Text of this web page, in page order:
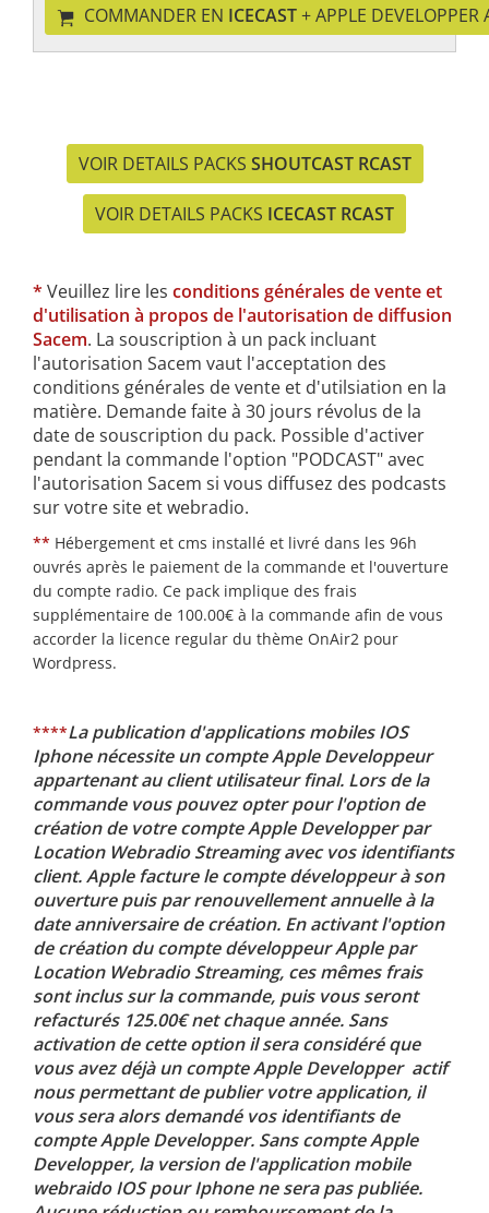
COMMANDER EN ICECAST+ APPLE DEVELOPPER
VOIR DETAILS PACKS SHOUTCAST RCAST
VOIR DETAILS PACKS ICECAST RCAST
* Veuillez lire les conditions générales de vente et
d'utilisation à propos de l'autorisation de diffusion
Sacem. La souscription à un pack incluant
l'autorisation Sacem vaut l'acceptation des
conditions générales de vente et d'utilsiation en la
matière. Demande faite à 30 jours révolus de la
date de souscription du pack. Possible d'activer
pendant la commande l'option "PODCAST" avec
l'autorisation Sacem si vous diffusez des podcasts
sur votre site et webradio.
** Hébergement et cms installé et livré dans les 96h
ouvrés après le paiement de la commande et l'ouverture
du compte radio. Ce pack implique des frais
supplémentaire de 100.00€ à la commande afin de vous
accorder la licence regular du thème OnAir2 pour
Wordpress.
****La publication d'applications mobiles IOS
Iphone nécessite un compte Apple Developpeur
appartenant au client utilisateur final. Lors de la
commande vous pouvez opter pour l'option de
création de votre compte Apple Developper par
Location Webradio Streaming avec vos identifiants
client. Apple facture le compte développeur à son
ouverture puis par renouvellement annuelle à la
date anniversaire de création. En activant l'option
de création du compte développeur Apple par
Location Webradio Streaming, ces mêmes frais
sont inclus sur la commande, puis vous seront
refacturés 125.00€ net chaque année. Sans
activation de cette option il sera considéré que
vous avez déjà un compte Apple Developper actif
nous permettant de publier votre application, il
vous sera alors demandé vos identifiants de
compte Apple Developper. Sans compte Apple
Developper, la version de l'application mobile
webraido IOS pour Iphone ne sera pas publiée.